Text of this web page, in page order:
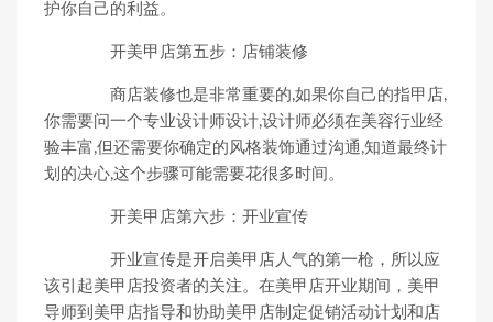
护你自己的利益。
开美甲店第五步：店铺装修
商店装修也是非常重要的,如果你自己的指甲店,
你需要问一个专业设计师设计,设计师必须在美容行业经
验丰富,但还需要你确定的风格装饰通过沟通,知道最终计
划的决心,这个步骤可能需要花很多时间。
开美甲店第六步：开业宣传
开业宣传是开启美甲店人气的第一枪，所以应
该引起美甲店投资者的关注。在美甲店开业期间，美甲
导师到美甲店指导和协助美甲店制定促销活动计划和店